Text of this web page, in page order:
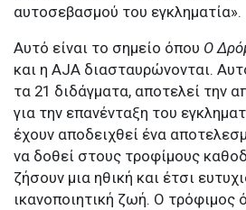
αυτοσεβασμού του εγκληματία».
Αυτό είναι το σημείο όπου Ο
και η AJA διασταυρώνονται.
τα 21 διδάγματα, αποτελεί την
για την επανένταξη του
έχουν αποδειχθεί ένα
να δοθεί στους τροφίμους
ζήσουν μια ηθική και έτσι
ικανοποιητική ζωή. Ο τρόφιμος